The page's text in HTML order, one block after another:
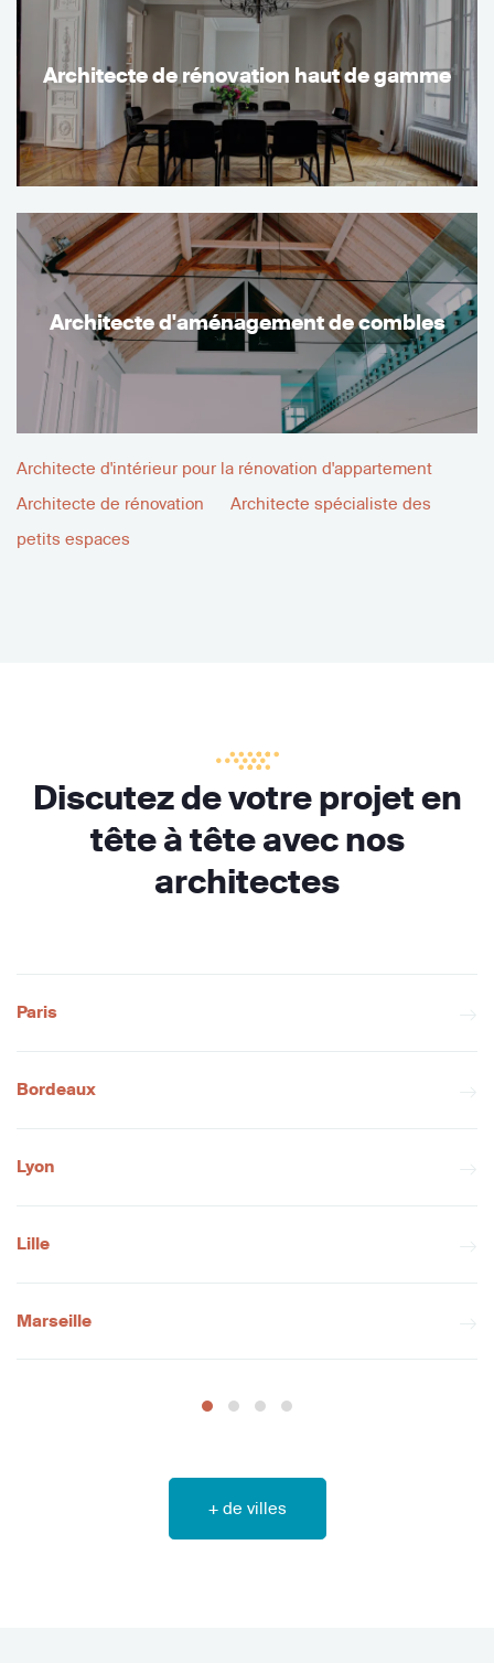
Architecte de rénovation haut de gamme
Architecte d'aménagement de combles
Architecte d'intérieur pour la rénovation d'appartement
Architecte de rénovation
Architecte spécialiste des
petits espaces
Discutez de votre projet en
tête à tête avec nos
architectes
Paris
Bordeaux
Lyon
Lille
Marseille
+ de villes